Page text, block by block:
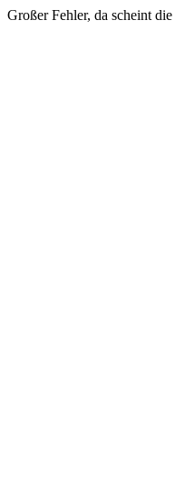
Großer Fehler, da scheint